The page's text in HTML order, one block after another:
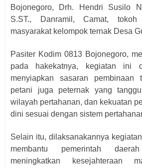
Bojonegoro, Drh. Hendri Susilo
S.ST., Danramil, Camat, tokoh
masyarakat kelompok ternak Desa
Pasiter Kodim 0813 Bojonegoro,
pada hakekatnya, kegiatan ini
menyiapkan sasaran pembinaan
petani juga peternak yang
wilayah pertahanan, dan kekuatan
dini sesuai dengan sistem
Selain itu, dilaksanakannya
membantu pemerintah
meningkatkan kesejahteraan